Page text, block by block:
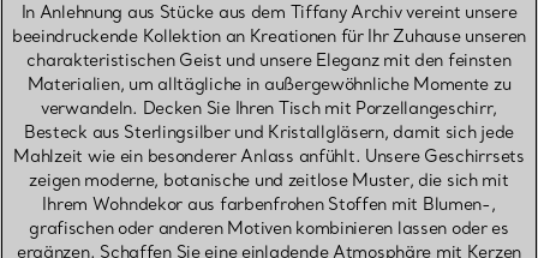
In Anlehnung aus Stücke aus dem Tiffany Archiv vereint unsere
beeindruckende Kollektion an Kreationen für Ihr Zuhause unseren
charakteristischen Geist und unsere Eleganz mit den feinsten
Materialien, um alltägliche in außergewöhnliche Momente zu
verwandeln. Decken Sie Ihren Tisch mit Porzellangeschirr,
Besteck aus Sterlingsilber und Kristallgläsern, damit sich jede
Mahlzeit wie ein besonderer Anlass anfühlt. Unsere Geschirrsets
zeigen moderne, botanische und zeitlose Muster, die sich mit
Ihrem Wohndekor aus farbenfrohen Stoffen mit Blumen-,
grafischen oder anderen Motiven kombinieren lassen oder es
ergänzen. Schaffen Sie eine einladende Atmosphäre mit Kerzen